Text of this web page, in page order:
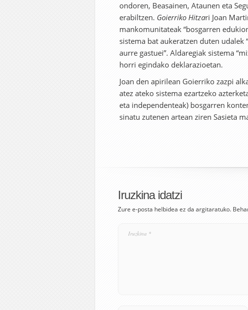
ondoren, Beasainen, Ataunen eta
erabiltzen. Goierriko Hitzari Joan
mankomunitateak “bosgarren
sistema bat aukeratzen duten
aurre gastuei”. Aldaregiak sistema
horri egindako deklarazioetan.
Joan den apirilean Goierriko zazpi
atez ateko sistema ezartzeko
eta independenteak) bosgarren
sinatu zutenen artean ziren Sasieta
Iruzkina idatzi
Zure e-posta helbidea ez da argitaratuko.